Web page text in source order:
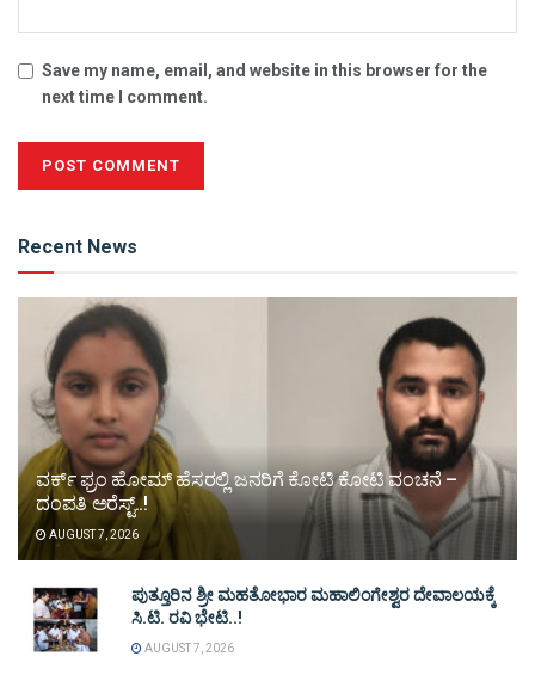
Save my name, email, and website in this browser for the
next time I comment.
Recent News
ವರ್ಕ್ ಫ್ರಂ ಹೋಮ್ ಹೆಸರಲ್ಲಿ ಜನರಿಗೆ ಕೋಟಿ ಕೋಟಿ ವಂಚನೆ –
ದಂಪತಿ ಅರೆಸ್ಟ್..!
AUGUST 7, 2026
ಪುತ್ತೂರಿನ ಶ್ರೀ ಮಹತೋಭಾರ ಮಹಾಲಿಂಗೇಶ್ವರ ದೇವಾಲಯಕ್ಕೆ
ಸಿ.ಟಿ. ರವಿ ಭೇಟಿ..!
AUGUST 7, 2026